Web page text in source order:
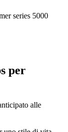
series 5000
per
alle